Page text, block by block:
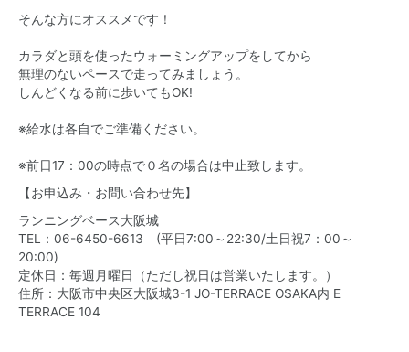
そんな方にオススメです！
カラダと頭を使ったウォーミングアップをしてから
無理のないペースで走ってみましょう。
しんどくなる前に歩いてもOK!
※給水は各自でご準備ください。
※前日17：00の時点で０名の場合は中止致します。
【お申込み・お問い合わせ先】
ランニングベース大阪城
TEL：06-6450-6613 (平日7:00～22:30/土日祝7：00～
20:00)
定休日：毎週月曜日（ただし祝日は営業いたします。）
住所：大阪市中央区大阪城3-1 JO-TERRACE OSAKA内 E
TERRACE 104